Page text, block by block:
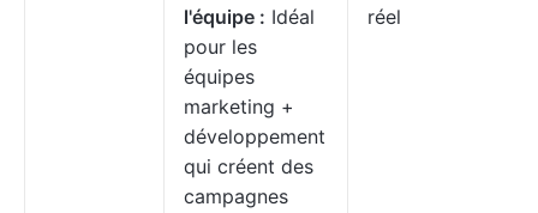
l'équipe : Idéal
pour les
équipes
marketing +
développement
qui créent des
campagnes
réel